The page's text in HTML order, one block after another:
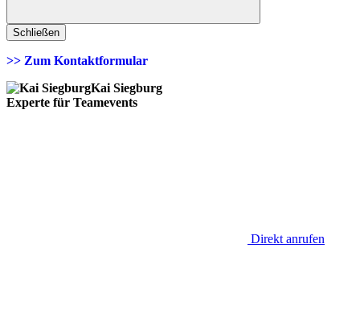
Schließen
>> Zum Kontaktformular
Kai Siegburg
Experte für Teamevents
Direkt anrufen